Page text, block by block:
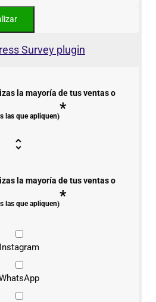
Survey plugin
la mayoría de tus ventas o
las que apliquen)*
la mayoría de tus ventas o
las que apliquen)*
Instagram